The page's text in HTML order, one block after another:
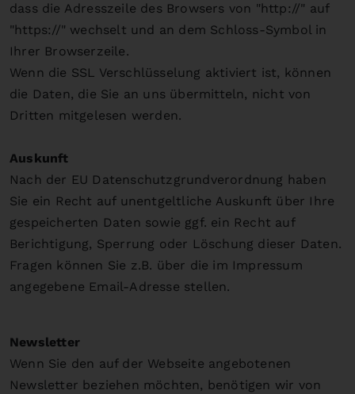
dass die Adresszeile des Browsers von "http://" auf
"https://" wechselt und an dem Schloss-Symbol in
Ihrer Browserzeile.
Wenn die SSL Verschlüsselung aktiviert ist, können
die Daten, die Sie an uns übermitteln, nicht von
Dritten mitgelesen werden.
Auskunft
Nach der EU Datenschutzgrundverordnung haben
Sie ein Recht auf unentgeltliche Auskunft über Ihre
gespeicherten Daten sowie ggf. ein Recht auf
Berichtigung, Sperrung oder Löschung dieser Daten.
Fragen können Sie z.B. über die im Impressum
angegebene Email-Adresse stellen.
Newsletter
Wenn Sie den auf der Webseite angebotenen
Newsletter beziehen möchten, benötigen wir von